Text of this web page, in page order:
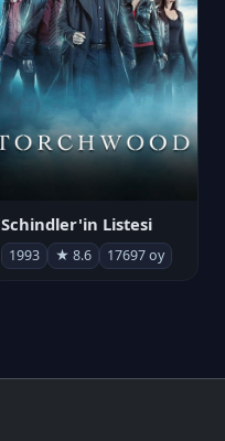
Schindler'in Listesi
1993 ★ 8.6 17697 oy